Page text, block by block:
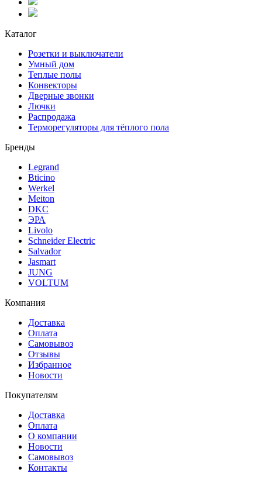
Каталог
Розетки и выключатели
Умный дом
Теплые полы
Конвекторы
Дверные звонки
Лючки
Распродажа
Терморегуляторы для тёплого пола
Бренды
Legrand
Bticino
Werkel
Meiton
DKC
ЭРА
Livolo
Schneider Electric
Salvador
Jasmart
JUNG
VOLTUM
Компания
Доставка
Оплата
Самовывоз
Отзывы
Избранное
Новости
Покупателям
Доставка
Оплата
О компании
Новости
Самовывоз
Контакты